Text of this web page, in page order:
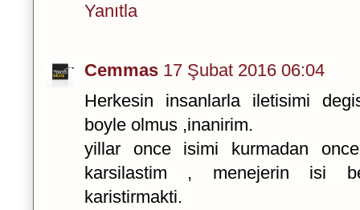
Yanıtla
Cemmas 17 Şubat 2016 06:04
Herkesin insanlarla iletisimi
boyle olmus ,inanirim.
yillar once isimi kurmadan
karsilastim , menejerin isi
karistirmakti.